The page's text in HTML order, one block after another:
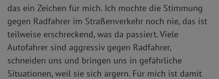
das ein Zeichen für mich. Ich mochte die Stimmung
gegen Radfahrer im Straßenverkehr noch nie, das ist
teilweise erschreckend, was da passiert. Viele
Autofahrer sind aggressiv gegen Radfahrer,
schneiden uns und bringen uns in gefährliche
Situationen, weil sie sich ärgern. Für mich ist damit